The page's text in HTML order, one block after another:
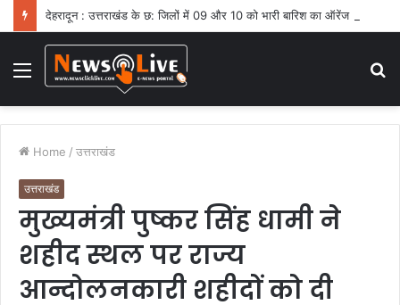
Menu
Home / उत्तराखंड
उत्तराखंड
मुख्यमंत्री पुष्कर सिंह धामी ने
शहीद स्थल पर राज्य
आन्दोलनकारी शहीदों को दी